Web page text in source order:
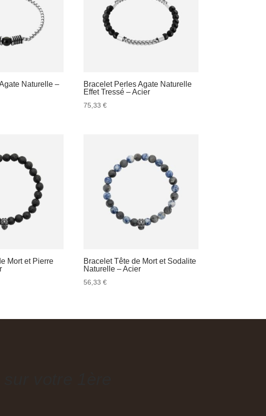
Naturelle –
Bracelet Perles Agate Naturelle
Effet Tressé – Acier
75,33€
Mort et Pierre
Bracelet Tête de Mort et Sodalite
Naturelle – Acier
56,33€